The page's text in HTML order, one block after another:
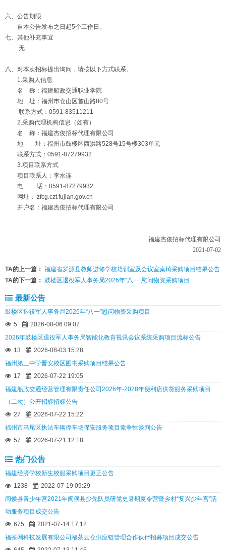
六、公告期限
自本公告发布之日起5个工作日。
七、其他补充事宜
无
八、对本次招标提出询问，请按以下方式联系。
1.采购人信息
名 称：福建船政交通职业学院
地 址：福州市仓山区首山路80号
联系方式：0591-83511211
2.采购代理机构信息（如有）
名 称：福建杰俊招标代理有限公司
地 址：福州市鼓楼区西洪路528号15号楼303单元
联系方式：0591-87279932
3.项目联系方式
项目联系人：李水连
电 话：0591-87279932
网址： zfcg.czt.fujian.gov.cn
开户名：福建杰俊招标代理有限公司
福建杰俊招标代理有限公司
2021-07-02
TA的上一篇： 福建省罗源县教师进修学校培训室及会议室桌椅采购项目结果公告
TA的下一篇： 鼓楼区退役军人事务局2026年“八一”慰问物资采购项目
最新公告
鼓楼区退役军人事务局2026年“八一”慰问物资采购项目
5
2026-08-06 09:07
2026年鼓楼区退役军人事务局智能化教育视讯会议系统采购项目流标公告
13
2026-08-03 15:28
福州第三中学晋安校区图书采购项目结果公告
17
2026-07-22 19:05
福建船政交通经营管理有限责任公司2026年-2028年便利店供货服务采购项目
（二次）公开招标招标公告
27
2026-07-22 15:22
福州市马尾区执法车辆停车场保安服务项目竞争性谈判公告
57
2026-07-21 12:18
热门公告
福建经济学校新生校服采购项目更正公告
1238
2022-07-19 09:29
闽侯县青少年宫2021年闽侯县少先队员研党史暑期夏令营暨乡村“复兴少年宫”活
动服务项目成交公告
675
2021-07-14 17:12
福茶网科技发展有限公司福茶云仓供应链管理合作伙伴招募项目成交公告